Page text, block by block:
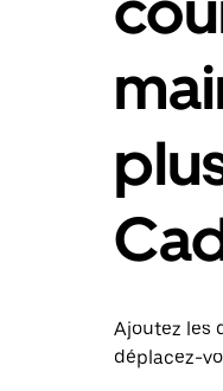
Ajoutez les
déplacez-